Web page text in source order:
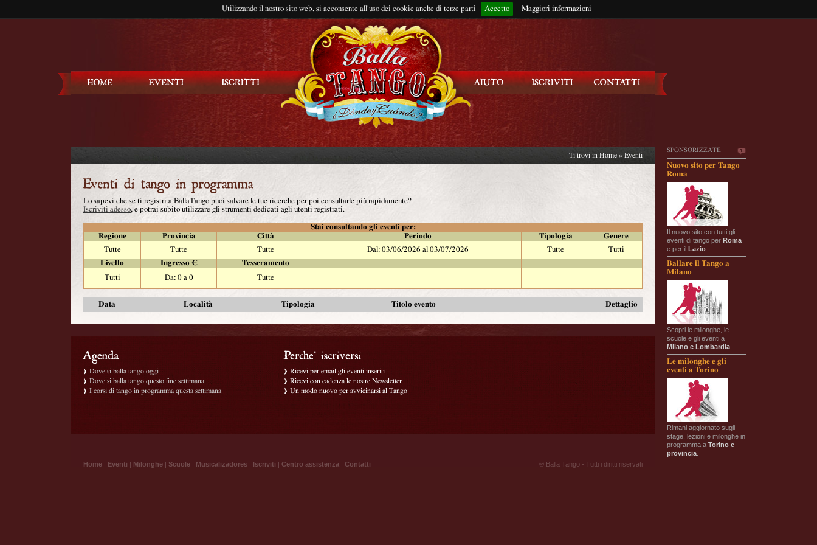
Utilizzando il nostro sito web, si acconsente all'uso dei cookie anche di terze parti Accetto Maggiori informazioni
Rimani connesso?
SPONSORIZZATE
Nuovo sito per Tango
Roma
Il nuovo sito con tutti gli
eventi di tango per Roma
e per il Lazio
Ballare il Tango a
Milano
Scopri le milonghe, le
scuole e gli eventi a
Milano e Lombardia
Le milonghe e gli
eventi a Torino
Rimani aggiornato sugli
stage, lezioni e milonghe in
programma a Torino e
provincia
Ti trovi in Home » Eventi
Lo sapevi che se ti registri a BallaTango puoi salvare le tue ricerche per poi consultarle più rapidamente?
Iscriviti adesso, e potrai subito utilizzare gli strumenti dedicati agli utenti registrati.
Stai consultando gli eventi per:
Regione
Provincia Città Periodo Tipologia
Genere
Tutte
Tutte Tutte Dal: 03/06/2026 al 03/07/2026 Tutte
Tutti
Livello
Ingresso €
Tesseramento
Tutti
Da: 0 a 0 Tutte
Data Località Tipologia Titolo evento Dettaglio
Dove si balla tango oggi
Dove si balla tango questo fine settimana
I corsi di tango in programma questa settimana
Ricevi per email gli eventi inseriti
Ricevi con cadenza le nostre Newsletter
Un modo nuovo per avvicinarsi al Tango
Home | Eventi | Milonghe | Scuole | Musicalizadores | Iscriviti | Centro assistenza | Contatti ® Balla Tango - Tutti i diritti riservati